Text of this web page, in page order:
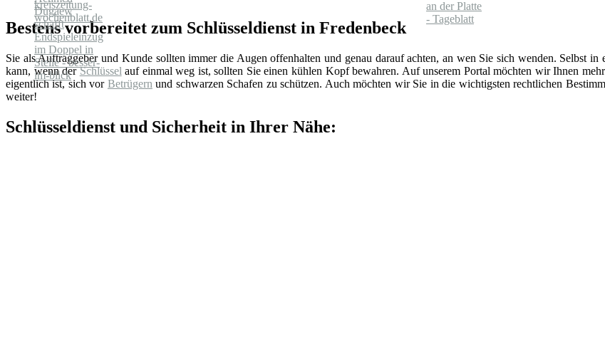
Bestens vorbereitet zum Schlüsseldienst in Fredenbeck
Sie als Auftraggeber und Kunde sollten immer die Augen offenhalten und genau darauf achten, an wen Sie sich wenden. Selbst in
kann, wenn derSchlüssel auf einmal weg ist, sollten Sie einen kühlen Kopf bewahren. Auf unserem Portal möchten wir Ihnen
eigentlich ist, sich vor Betrügern und schwarzen Schafen zu schützen. Auch möchten wir Sie in die wichtigsten rechtlichen
weiter!
Schlüsseldienst und Sicherheit in Ihrer Nähe: